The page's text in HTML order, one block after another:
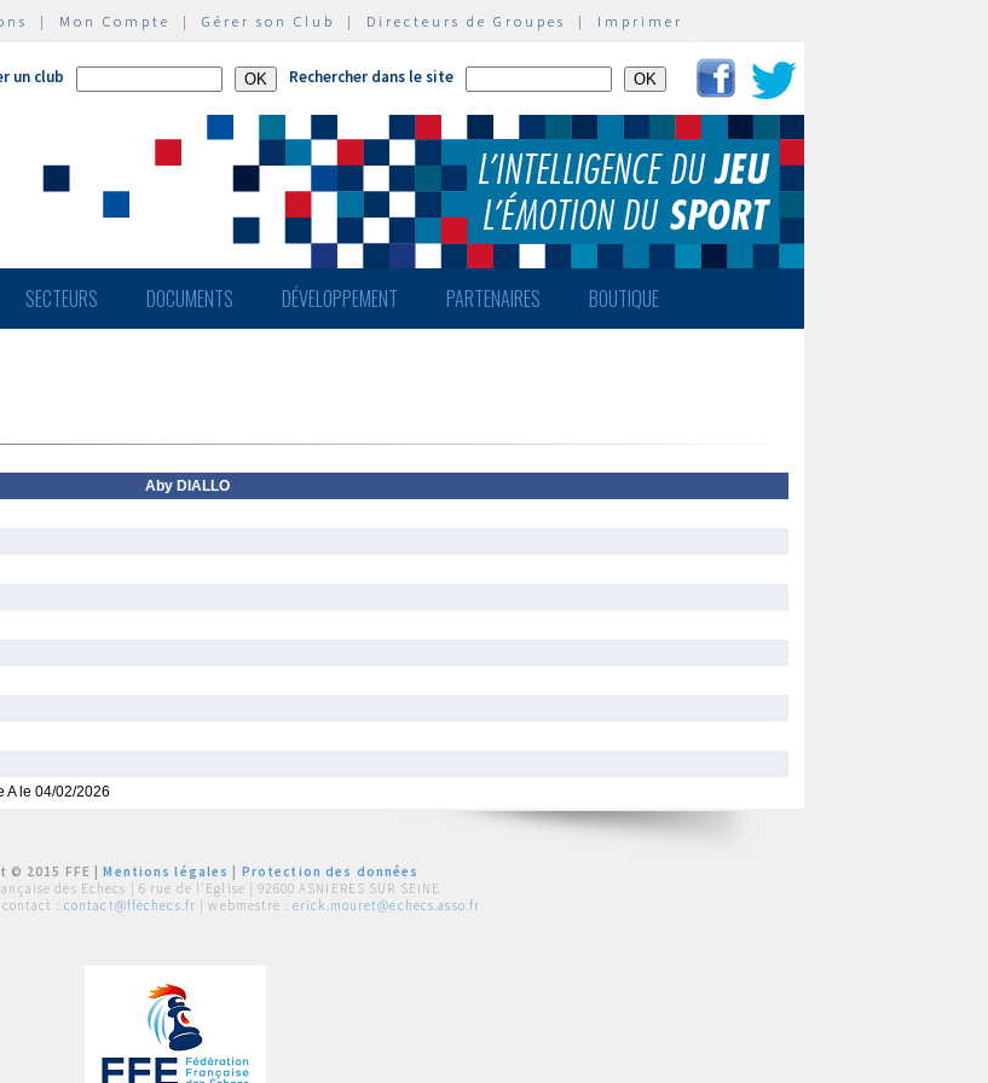
| Mon Compte | Gérer son Club | Directeurs de Groupes | Imprimer
un club Rechercher dans le site
SECTEURS DOCUMENTS DÉVELOPPEMENT PARTENAIRES BOUTIQUE
Aby DIALLO
A le 04/02/2026
© 2015 FFE |Mentions légales
Protection des données
des Echecs | 6 rue de l'Eglise | 92600 ASNIERES SUR SEINE
contact : contact@ffechecs.fr | webmestre : erick.mouret@echecs.asso.fr